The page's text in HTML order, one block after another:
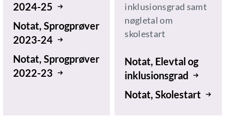
2024-25
Notat, Sprogprøver
2023-24
Notat, Sprogprøver
2022-23
inklusionsgrad samt
nøgletal om
skolestart
Notat, Elevtal og
inklusionsgrad
Notat, Skolestart